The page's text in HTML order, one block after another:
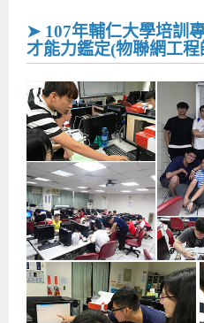
➤ 107年輔仁大學培訓
才能力鑑定(物聯網工